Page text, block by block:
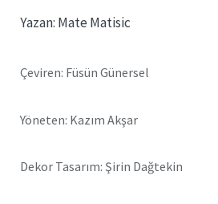
Yazan: Mate Matisic
Çeviren: Füsün Günersel
Yöneten: Kazım Akşar
Dekor Tasarım: Şirin Dağtekin